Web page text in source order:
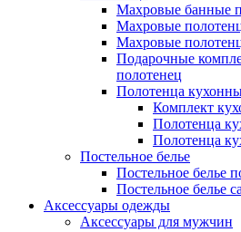
Махровые банные
Махровые
Махровые
Подарочные
полотенец
Полотенца
Комплект
Полотенца
Полотенца
Постельное белье
Постельное белье
Постельное белье
Аксессуары одежды
Аксессуары для мужчин